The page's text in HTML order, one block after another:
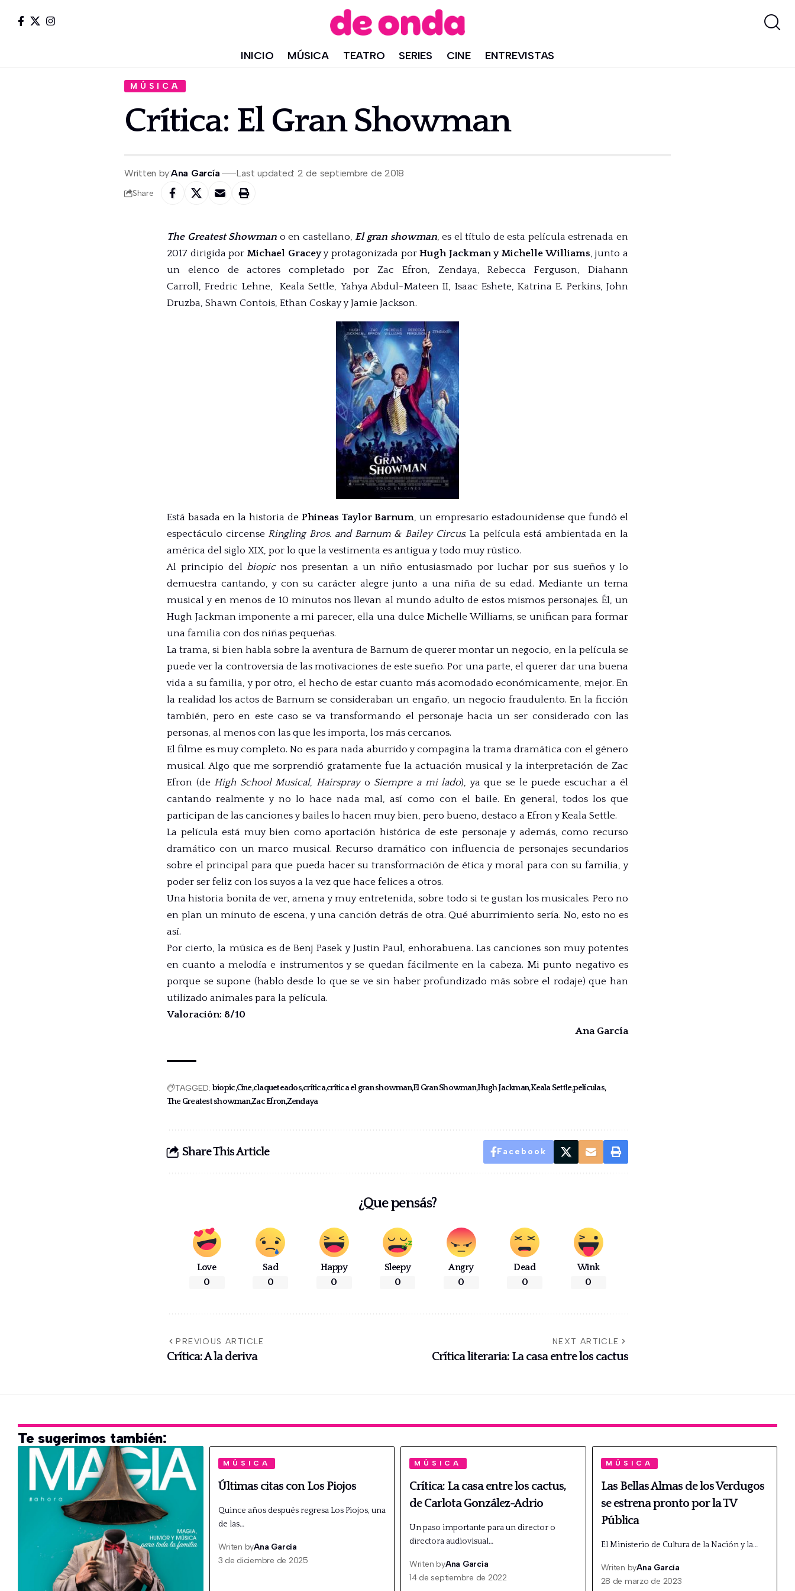
INICIO MÚSICA TEATRO SERIES CINE ENTREVISTAS
MÚSICA
Crítica: El Gran Showman
Written by:Ana García Last updated: 2 de septiembre de 2018
Share
The Greatest Showman o en castellano,El gran showman, es el título de esta película estrenada en
2017 dirigida por Michael Graceyy protagonizada porHugh Jackman y Michelle Williams, junto a
un elenco de actores completado por Zac Efron, Zendaya, Rebecca Ferguson, Diahann
Carroll, Fredric Lehne, Keala Settle, Yahya Abdul-Mateen II, Isaac Eshete, Katrina E. Perkins, John
Druzba, Shawn Contois, Ethan Coskay y Jamie Jackson.
Está basada en la historia de Phineas Taylor Barnum, un empresario estadounidense que fundó el
espectáculo circense Ringling Bros. and Barnum & Bailey Circus. La película está ambientada en la
américa del siglo XIX, por lo que la vestimenta es antigua y todo muy rústico.
Al principio delbiopicnos presentan a un niño entusiasmado por luchar por sus sueños y lo
demuestra cantando, y con su carácter alegre junto a una niña de su edad. Mediante un tema
musical y en menos de 10 minutos nos llevan al mundo adulto de estos mismos personajes. Él, un
Hugh Jackman imponente a mi parecer, ella una dulce Michelle Williams, se unifican para formar
una familia con dos niñas pequeñas.
La trama, si bien habla sobre la aventura de Barnum de querer montar un negocio, en la película se
puede ver la controversia de las motivaciones de este sueño. Por una parte, el querer dar una buena
vida a su familia, y por otro, el hecho de estar cuanto más acomodado económicamente, mejor. En
la realidad los actos de Barnum se consideraban un engaño, un negocio fraudulento. En la ficción
también, pero en este caso se va transformando el personaje hacia un ser considerado con las
personas, al menos con las que les importa, los más cercanos.
El filme es muy completo. No es para nada aburrido y compagina la trama dramática con el género
musical. Algo que me sorprendió gratamente fue la actuación musical y la interpretación de Zac
Efron (de High School Musical, Hairsprayo Siempre a mi lado), ya que se le puede escuchar a él
cantando realmente y no lo hace nada mal, así como con el baile. En general, todos los que
participan de las canciones y bailes lo hacen muy bien, pero bueno, destaco a Efron y Keala Settle.
La película está muy bien como aportación histórica de este personaje y además, como recurso
dramático con un marco musical. Recurso dramático con influencia de personajes secundarios
sobre el principal para que pueda hacer su transformación de ética y moral para con su familia, y
poder ser feliz con los suyos a la vez que hace felices a otros.
Una historia bonita de ver, amena y muy entretenida, sobre todo si te gustan los musicales. Pero no
en plan un minuto de escena, y una canción detrás de otra. Qué aburrimiento sería. No, esto no es
así.
Por cierto, la música es de Benj Pasek y Justin Paul, enhorabuena. Las canciones son muy potentes
en cuanto a melodía e instrumentos y se quedan fácilmente en la cabeza. Mi punto negativo es
porque se supone (hablo desde lo que se ve sin haber profundizado más sobre el rodaje) que han
utilizado animales para la película.
Valoración: 8/10
Ana García
TAGGED: biopicCineclaqueteadoscríticacrítica el gran showmanEl Gran ShowmanHugh JackmanKeala Settlepelículas
The Greatest showmanZac EfronZendaya
Share This Article Facebook
¿Que pensás?
Love
0
Sad
0
Happy
0
Sleepy
0
Angry
0
Dead
0
Wink
0
PREVIOUS ARTICLE
Crítica: A la deriva
NEXT ARTICLE
Crítica literaria: La casa entre los cactus
Te sugerimos también:
MÚSICA
Últimas citas con Los Piojos
Quince años después regresa Los Piojos, una
de las…
Writen byAna García
3 de diciembre de 2025
MÚSICA
Crítica: La casa entre los cactus,
de Carlota González-Adrio
Un paso importante para un director o
directora audiovisual…
Writen byAna García
14 de septiembre de 2022
MÚSICA
Las Bellas Almas de los Verdugos
se estrena pronto por la TV
Pública
El Ministerio de Cultura de la Nación y la…
Writen byAna García
28 de marzo de 2023